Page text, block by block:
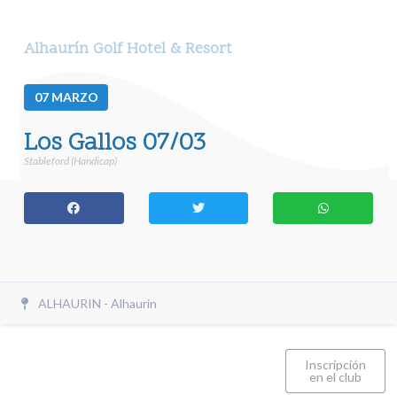
Alhaurín Golf Hotel & Resort
07 MARZO
Los Gallos 07/03
Stableford (Handicap)
ALHAURIN - Alhaurin
Inscripción
en el club